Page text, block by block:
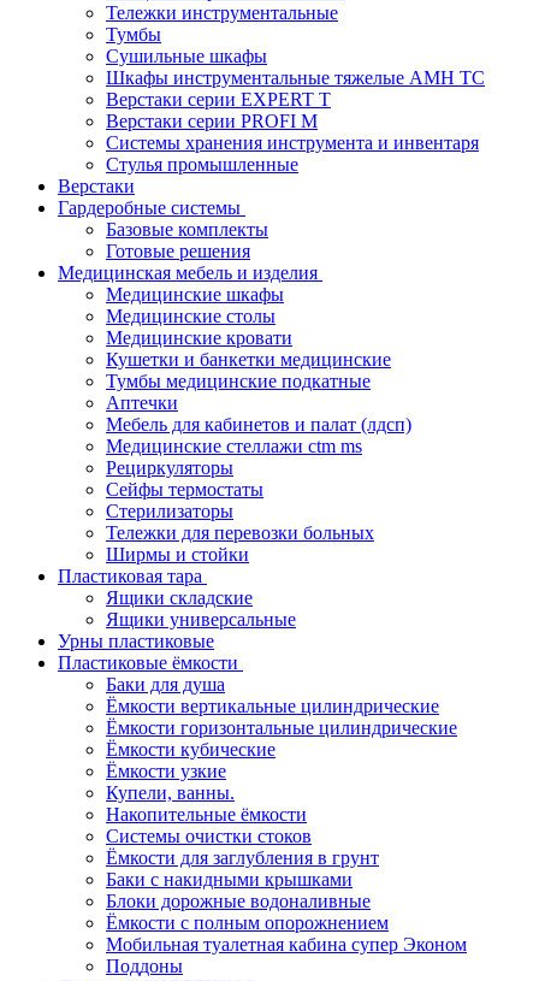
Тележки инструментальные
Тумбы
Cушильные шкафы
Шкафы инструментальные тяжелые AMH TC
Верстаки серии EXPERT T
Верстаки серии PROFI M
Системы хранения инструмента и инвентаря
Стулья промышленные
Верстаки
Гардеробные системы
Базовые комплекты
Готовые решения
Медицинская мебель и изделия
Медицинские шкафы
Медицинские столы
Медицинские кровати
Кушетки и банкетки медицинские
Тумбы медицинские подкатные
Аптечки
Мебель для кабинетов и палат (лдсп)
Медицинские стеллажи ctm ms
Рециркуляторы
Сейфы термостаты
Стерилизаторы
Тележки для перевозки больных
Ширмы и стойки
Пластиковая тара
Ящики складские
Ящики универсальные
Урны пластиковые
Пластиковые ёмкости
Баки для душа
Ёмкости вертикальные цилиндрические
Ёмкости горизонтальные цилиндрические
Ёмкости кубические
Ёмкости узкие
Купели, ванны.
Накопительные ёмкости
Системы очистки стоков
Ёмкости для заглубления в грунт
Баки с накидными крышками
Блоки дорожные водоналивные
Ёмкости с полным опорожнением
Мобильная туалетная кабина супер Эконом
Поддоны